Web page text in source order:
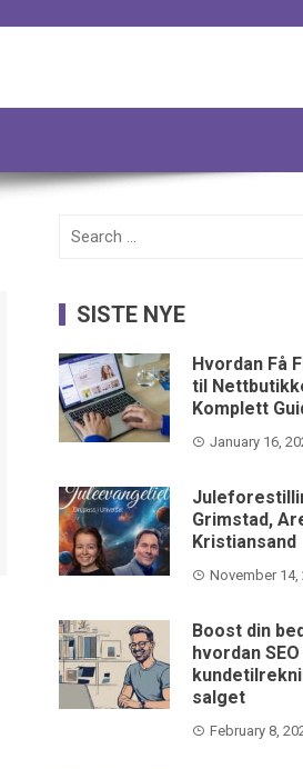
Search
SISTE NYE
Hvordan Få
til
Komplett
January 16,
Grimstad,
Kristiansand
November 14,
Boost din
hvordan
salget
February 8,